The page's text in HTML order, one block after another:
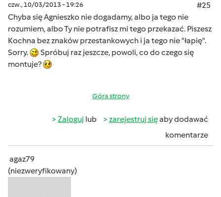
czw., 10/03/2013 - 19:26
#25
Chyba się Agnieszko nie dogadamy, albo ja tego nie
rozumiem, albo Ty nie potrafisz mi tego przekazać. Piszesz
Kochna bez znaków przestankowych i ja tego nie "łapię".
Sorry.
Spróbuj raz jeszcze, powoli, co do czego się
montuje?
Góra strony
Zaloguj lub zarejestruj sięaby dodawać
komentarze
agaz79
(niezweryfikowany)